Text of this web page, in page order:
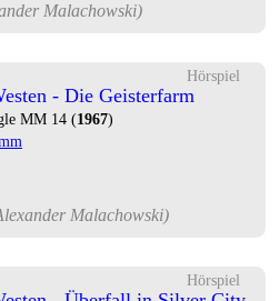
Malachowski)
Hörspiel
- Die Geisterfarm
MM 14 (1967)
Malachowski)
Hörspiel